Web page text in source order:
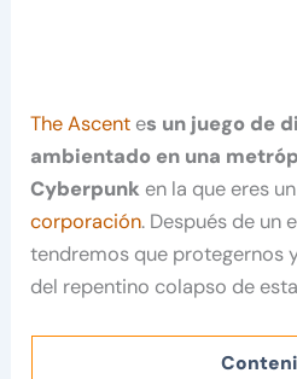
The Ascent es un juego de
ambientado en una
Cyberpunk en la que eres
corporación. Después de un
tendremos que protegernos
del repentino colapso de